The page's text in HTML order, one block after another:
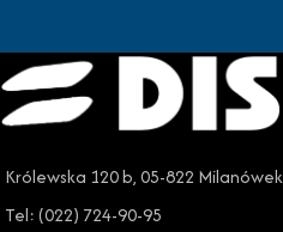
Królewska 120 b, 05-822 Milanówek
Tel: (022) 724-90-95